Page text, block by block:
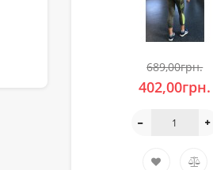
689,00грн.
402,00грн.